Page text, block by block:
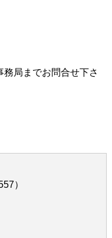
局までお問合せ下さ
）